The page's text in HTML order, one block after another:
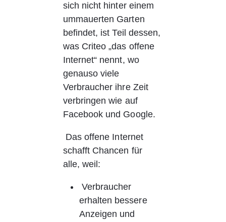
sich nicht hinter einem
ummauerten Garten
befindet, ist Teil dessen,
was Criteo „das offene
Internet“ nennt, wo
genauso viele
Verbraucher ihre Zeit
verbringen wie auf
Facebook und Google.
schafft Chancen für
alle, weil:
erhalten bessere
Anzeigen und